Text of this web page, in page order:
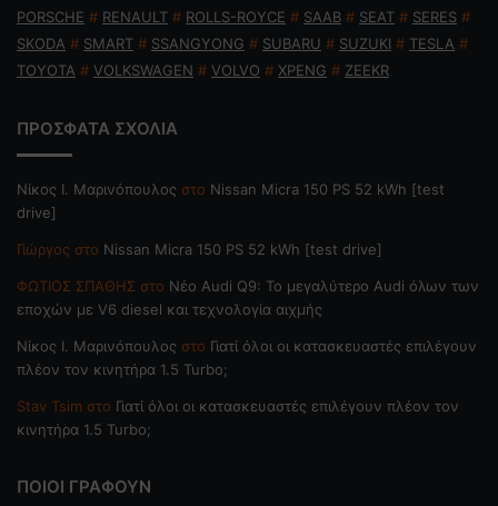
PORSCHE # RENAULT # ROLLS-ROYCE # SAAB # SEAT # SERES #
SKODA # SMART # SSANGYONG # SUBARU # SUZUKI # TESLA #
TOYOTA # VOLKSWAGEN # VOLVO # XPENG # ZEEKR
ΠΡΟΣΦΑΤΑ ΣΧΟΛΙΑ
Nίκος Ι. Mαρινόπουλος στο Nissan Micra 150 PS 52 kWh [test
drive]
Γιώργος στο Nissan Micra 150 PS 52 kWh [test drive]
ΦΩΤΙΟΣ ΣΠΑΘΗΣ στο Νέο Audi Q9: Το μεγαλύτερο Audi όλων των
εποχών με V6 diesel και τεχνολογία αιχμής
Nίκος Ι. Mαρινόπουλος στο Γιατί όλοι οι κατασκευαστές επιλέγουν
πλέον τον κινητήρα 1.5 Turbo;
Stav Tsim στο Γιατί όλοι οι κατασκευαστές επιλέγουν πλέον τον
κινητήρα 1.5 Turbo;
ΠΟΙΟΙ ΓΡΑΦΟΥΝ